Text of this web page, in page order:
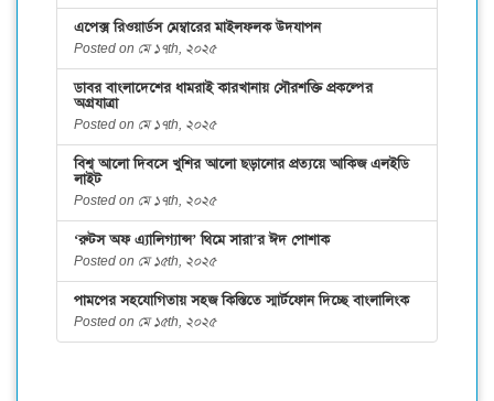
এপেক্স রিওয়ার্ডস মেম্বারের মাইলফলক উদযাপন
Posted on মে ১৭th, ২০২৫
ডাবর বাংলাদেশের ধামরাই কারখানায় সৌরশক্তি প্রকল্পের
অগ্রযাত্রা
Posted on মে ১৭th, ২০২৫
বিশ্ব আলো দিবসে খুশির আলো ছড়ানোর প্রত্যয়ে আকিজ এলইডি
লাইট
Posted on মে ১৭th, ২০২৫
‘রুটস অফ এ্যালিগ্যান্স’ থিমে সারা’র ঈদ পোশাক
Posted on মে ১৫th, ২০২৫
পামপের সহযোগিতায় সহজ কিস্তিতে স্মার্টফোন দিচ্ছে বাংলালিংক
Posted on মে ১৫th, ২০২৫